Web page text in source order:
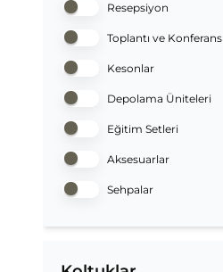
Resepsiyon
Toplantı ve Konferans
Kesonlar
Depolama Üniteleri
Eğitim Setleri
Aksesuarlar
Sehpalar